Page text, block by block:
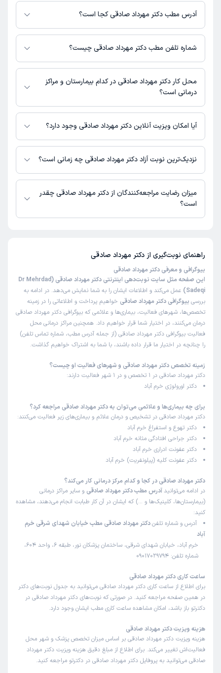
هزینه ویزیت حضوری: 300,000 تومان
آدرس مطب دکتر مهرداد صادقی کجا است؟
دکتر مهرداد صادقی 1 مطب فعال دارند. آدرس مطب‌های دکتر مهرداد صادقی به
شرح زیر است.
شماره تلفن مطب دکتر مهرداد صادقی چیست؟
مطب خیابان شهدای شرقی : 09017029794
محل کار دکتر مهرداد صادقی در کدام بیمارستان و مراکز
درمانی است؟
اطلاعاتی درباره محل فعالیت دکتر مهرداد صادقی در مراکز درمانی در دسترس
نیست.
آیا امکان ویزیت آنلاین دکتر مهرداد صادقی وجود دارد؟
در حال حاضر اطلاعاتی درباره ارائه ویزیت آنلاین توسط دکتر مهرداد صادقی در
دسترس نیست. برای دریافت اطلاعات دقیق‌تر، لطفاً با مطب تماس بگیرید.
نزدیک‌ترین نوبت آزاد دکتر مهرداد صادقی چه زمانی است؟
زمان نوبت‌دهی و پذیرش بیماران با هماهنگی مطب مشخص می‌شود.
میزان رضایت مراجعه‌کنندگان از دکتر مهرداد صادقی چقدر
است؟
راهنمای نوبت‌گیری از دکتر مهرداد صادقی
بیوگرافی و معرفی دکتر مهرداد صادقی
این صفحه مثل سایت نوبت‌دهی اینترنتی دکتر مهرداد صادقی (Dr Mehrdad
Sadeqi)
عمل می‌کند و اطلاعات ایشان را به شما نمایش می‌دهد. در ادامه به
بررسی بیوگرافی دکتر مهرداد صادقی خواهیم پرداخت و اطلاعاتی را در زمینه
تخصص‌ها، شهرهای فعالیت، بیماری‌ها و علائمی که بیوگرافی دکتر مهرداد صادقی
درمان می‌کنند، در اختیار شما قرار خواهیم داد. همچنین مراکز درمانی محل
فعالیت بیوگرافی دکتر مهرداد صادقی (از جمله آدرس مطب، شماره تماس تلفن)
را چنانچه در اختیار ما قرار داده باشند، با شما به اشتراک خواهیم گذاشت.
زمینه تخصص دکتر مهرداد صادقی و شهرهای فعالیت او چیست؟
دکتر مهرداد صادقی در 1 تخصص و در 1 شهر فعالیت دارند:
دکتر اورولوژی خرم آباد
برای چه بیماری‌ها و علائمی می‌توان به دکتر مهرداد صادقی مراجعه کرد؟
دکتر مهرداد صادقی در تشخیص و درمان علائم و بیماری‌های زیر فعالیت می‌کنند:
دکتر تهوع و استفراغ خرم آباد
دکتر جراحی افتادگی مثانه خرم آباد
دکتر عفونت ادراری خرم آباد
دکتر عفونت کلیه (پیلونفریت) خرم آباد
دکتر مهرداد صادقی در کجا و کدام مرکز درمانی کار می‌کند؟
در ادامه می‌توانید آدرس مطب دکتر مهرداد صادقی و سایر مراکز درمانی
(بیمارستان‌ها، کلینیک‌ها و …) که ایشان در آن کار طبابت انجام می‌دهند، مشاهده
کنید:
آدرس و شماره تلفندکتر مهرداد صادقی مطب خیابان شهدای شرقی خرم
آباد
خرم آباد، خیابان شهدای شرقی، ساختمان پزشکان نور، طبقه 6، واحد 604،
شماره تلفن: 09017029794
ساعت کاری دکتر مهرداد صادقی
برای اطلاع از ساعت کاری دکتر مهرداد صادقی می‌توانید به جدول نوبت‌های دکتر
در همین صفحه مراجعه کنید. در صورتی که نوبت‌های دکتر مهرداد صادقی در
دکترتو باز باشد، امکان مشاهده ساعت کاری مطب ایشان وجود دارد.
هزینه ویزیت دکتر مهرداد صادقی
هزینه ویزیت دکتر مهرداد صادقی بر اساس میزان تخصص پزشک و شهر محل
فعالیت‌اش تغییر می‌کند. برای اطلاع از مبلغ دقیق هزینه ویزیت دکتر مهرداد
صادقی می‌توانید به پروفایل دکتر مهرداد صادقی در دکترتو مراجعه کنید.